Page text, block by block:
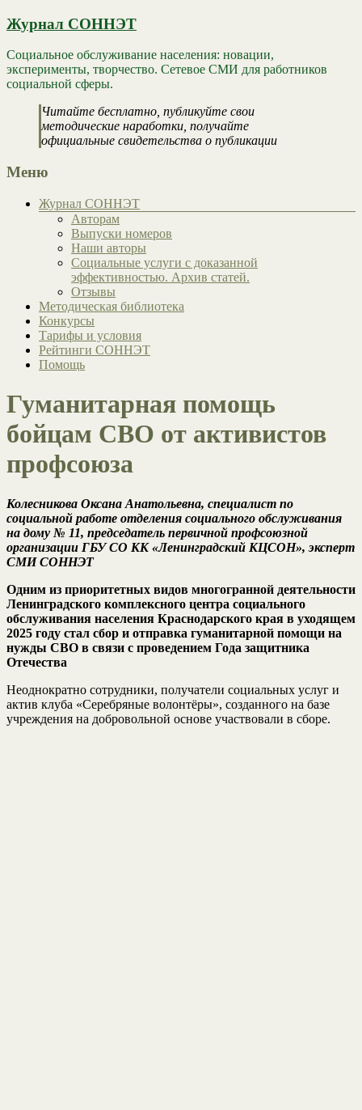
Журнал СОННЭТ
Социальное обслуживание населения: новации,
эксперименты, творчество. Сетевое СМИ для работников
социальной сферы.
Читайте бесплатно, публикуйте свои
методические наработки, получайте
официальные свидетельства о публикации
Меню
Журнал СОННЭТ
Авторам
Выпуски номеров
Наши авторы
Социальные услуги с доказанной
эффективностью. Архив статей.
Отзывы
Методическая библиотека
Конкурсы
Тарифы и условия
Рейтинги СОННЭТ
Помощь
Гуманитарная помощь
бойцам СВО от активистов
профсоюза
Колесникова Оксана Анатольевна, специалист по
социальной работе отделения социального обслуживания
на дому № 11, председатель первичной профсоюзной
организации ГБУ СО КК «Ленинградский КЦСОН», эксперт
СМИ СОННЭТ
Одним из приоритетных видов многогранной деятельности
Ленинградского комплексного центра социального
обслуживания населения Краснодарского края в уходящем
2025 году стал сбор и отправка гуманитарной помощи на
нужды СВО в связи с проведением Года защитника
Отечества
Неоднократно сотрудники, получатели социальных услуг и
актив клуба «Серебряные волонтёры», созданного на базе
учреждения на добровольной основе участвовали в сборе.